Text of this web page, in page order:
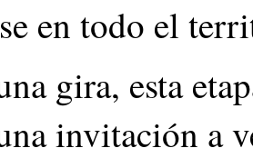
en todo el
gira, esta
invitación a